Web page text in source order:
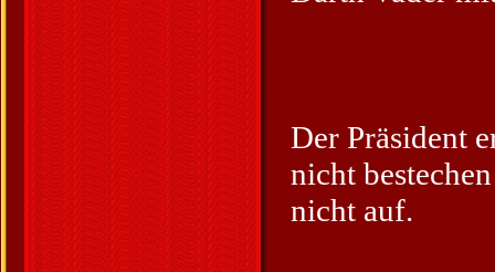
Der Präsident
nicht
nicht auf.